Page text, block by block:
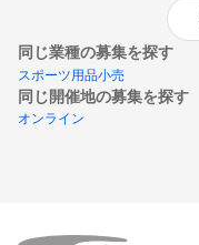
同じ業種の募集を探す
スポーツ用品小売
同じ開催地の募集を探す
オンライン